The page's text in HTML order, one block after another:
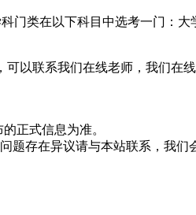
门类在以下科目中选考一门：
以联系我们在线老师，我们在
正式信息为准。
存在异议请与本站联系，我们